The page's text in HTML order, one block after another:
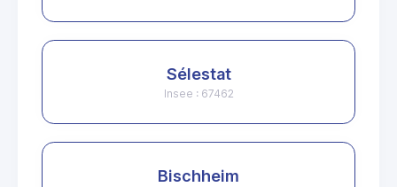
Sélestat
Insee : 67462
Bischheim